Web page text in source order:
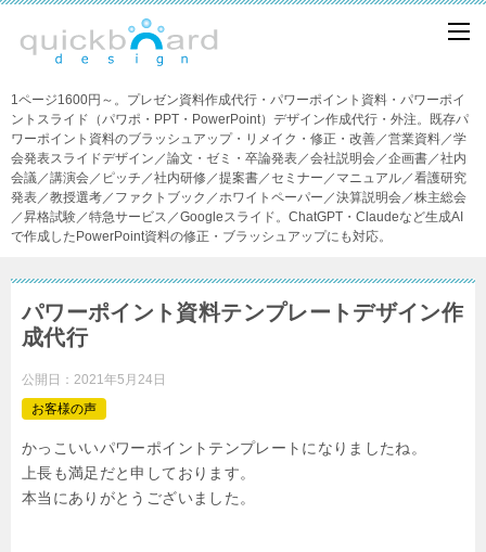
1ページ1600円～。プレゼン資料作成代行・パワーポイント資料・パワーポイ
ントスライド（パワポ・PPT・PowerPoint）デザイン作成代行・外注。既存パ
ワーポイント資料のブラッシュアップ・リメイク・修正・改善／営業資料／学
会発表スライドデザイン／論文・ゼミ・卒論発表／会社説明会／企画書／社内
会議／講演会／ピッチ／社内研修／提案書／セミナー／マニュアル／看護研究
発表／教授選考／ファクトブック／ホワイトペーパー／決算説明会／株主総会
／昇格試験／特急サービス／Googleスライド。ChatGPT・Claudeなど生成AI
で作成したPowerPoint資料の修正・ブラッシュアップにも対応。
パワーポイント資料テンプレートデザイン作
成代行
公開日： 2021年5月24日
お客様の声
かっこいいパワーポイントテンプレートになりましたね。
上長も満足だと申しております。
本当にありがとうございました。